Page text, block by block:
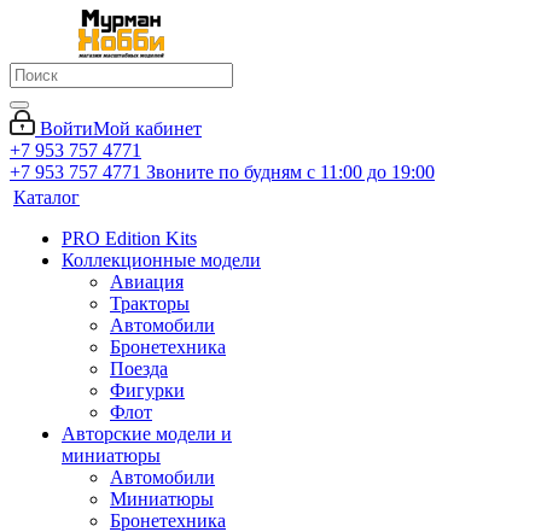
ВойтиМой кабинет
+7 953 757 4771
+7 953 757 4771 Звоните по будням с 11:00 до 19:00
Каталог
PRO Edition Kits
Коллекционные модели
Авиация
Тракторы
Автомобили
Бронетехника
Поезда
Фигурки
Флот
Авторские модели и
миниатюры
Автомобили
Миниатюры
Бронетехника